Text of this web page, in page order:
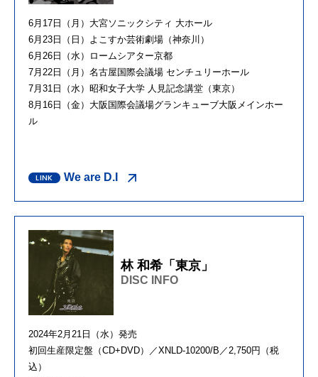
6月17日（月）大宮ソニックシティ 大ホール
6月23日（日）よこすか芸術劇場（神奈川）
6月26日（水）ロームシアター京都
7月22日（月）名古屋国際会議場 センチュリーホール
7月31日（水）昭和女子大学 人見記念講堂（東京）
8月16日（金）大阪国際会議場グランキューブ大阪メインホー
ル
We are D.I
林 和希「東京」
DISC INFO
2024年2月21日（水）発売
初回生産限定盤（CD+DVD）／XNLD-10200/B／2,750円（税
込）